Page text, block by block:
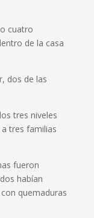
cuatro
de la casa
dos de las
tres niveles
tres familias
fueron
habían
quemaduras